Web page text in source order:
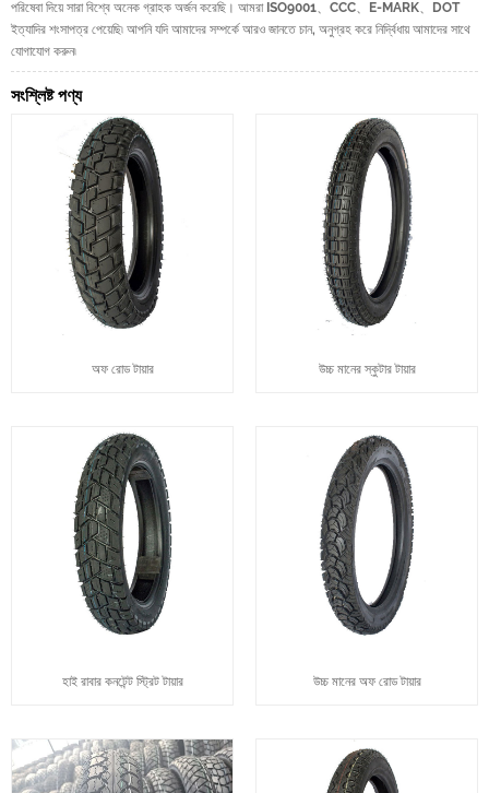
পরিষেবা দিয়ে সারা বিশ্বে অনেক গ্রাহক অর্জন করেছি। আমরা ISO9001、CCC、E-MARK、DOT
ইত্যাদির শংসাপত্র পেয়েছি৷ আপনি যদি আমাদের সম্পর্কে আরও জানতে চান, অনুগ্রহ করে নির্দ্বিধায় আমাদের সাথে
যোগাযোগ করুন৷
সংশ্লিষ্ট পণ্য
অফ রোড টায়ার উচ্চ মানের স্কুটার টায়ার
হাই রাবার কনটেন্ট স্ট্রিট টায়ার উচ্চ মানের অফ রোড টায়ার